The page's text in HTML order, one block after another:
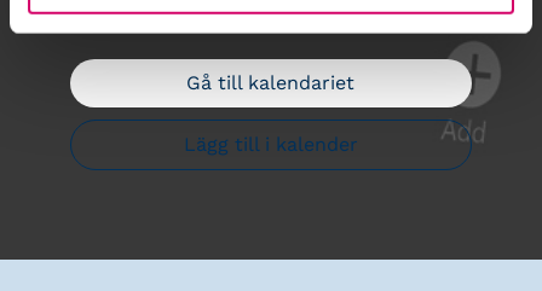
Gå till kalendariet
Lägg till i kalender